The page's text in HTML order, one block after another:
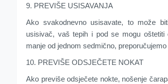
9. PREVIŠE USISAVANJA
Ako svakodnevno usisavate, to može
usisivač, vaš tepih i pod se mogu
manje od jednom sedmično,
10. PREVIŠE ODSJEČETE NOKAT
Ako previše odsječete nokte, nošenje